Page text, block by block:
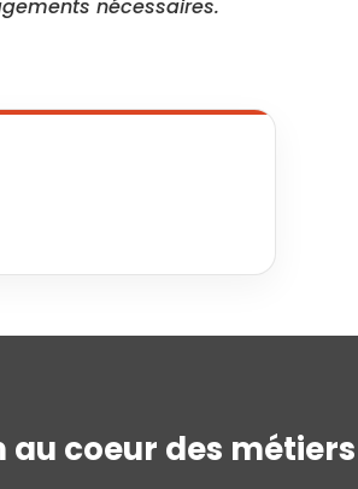
nécessaires.
coeur des métiers